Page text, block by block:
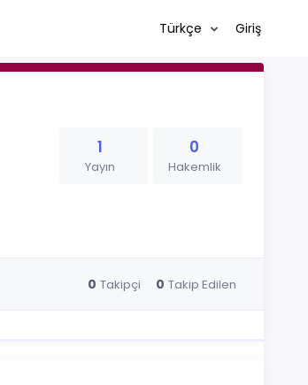
Türkçe Giriş
1
Yayın
0
Hakemlik
0 Takipçi 0 Takip Edilen